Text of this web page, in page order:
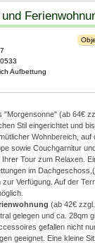
Aufbettung
"Morgensonne" (ab 64€
Stil eingerichtet und
Wohnbereich, auf
sowie Couchgarnitur
Tour zum Relaxen.
im
Verfügung. Auf der
(ab 42€
gelegen und ca. 28qm
gefallen nicht
geeignet. Eine kleine